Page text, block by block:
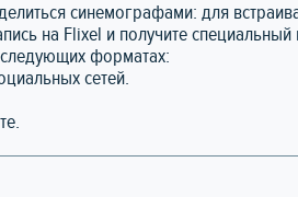
синемографами: для
на Flixel и получите
форматах:
сетей.